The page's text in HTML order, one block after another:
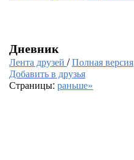
Дневник
Лента друзей /Полная версия
Добавить в друзья
Страницы: раньше»